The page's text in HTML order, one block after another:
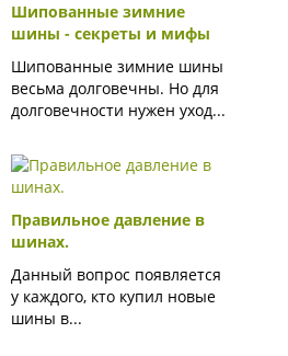
Шипованные зимние
шины - секреты и мифы
Шипованные зимние шины
весьма долговечны. Но для
долговечности нужен уход...
Правильное давление в
шинах.
Данный вопрос появляется
у каждого, кто купил новые
шины в...